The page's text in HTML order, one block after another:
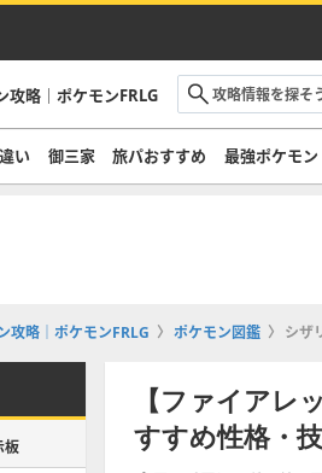
攻略｜ポケモンFRLG
い 御三家 旅パおすすめ 最強ポケモン
攻略｜ポケモンFRLG ポケモン図鑑 シザ
【ファイアレ
すすめ性格・
板